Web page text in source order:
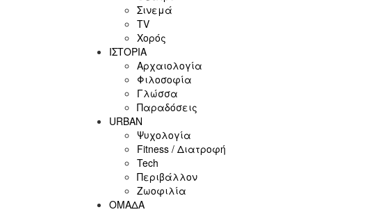
Σινεμά
ΤV
Χορός
ΙΣΤΟΡΙΑ
Αρχαιολογία
Φιλοσοφία
Γλώσσα
Παραδόσεις
URBAN
Ψυχολογία
Fitness / Διατροφή
Tech
Περιβάλλον
Ζωοφιλία
ΟΜΑΔΑ